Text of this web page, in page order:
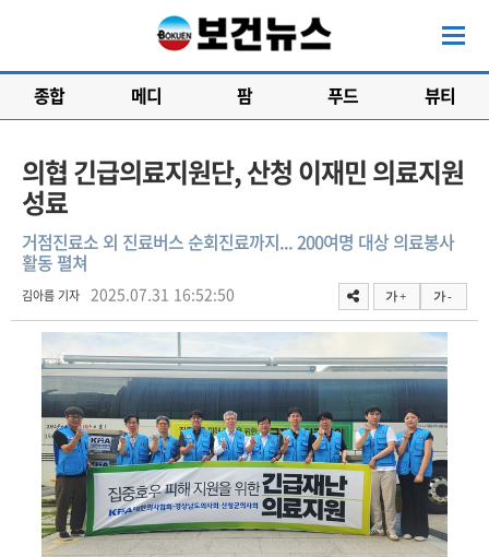
종합 메디 팜 푸드 뷰티
의협 긴급의료지원단, 산청 이재민 의료지원
성료
거점진료소 외 진료버스 순회진료까지... 200여명 대상 의료봉사
활동 펼쳐
김아름 기자 2025.07.31 16:52:50 가 + 가 -